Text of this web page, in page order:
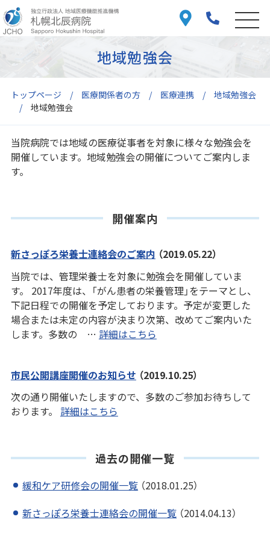
トップページ 医療関係者の方 医療連携
地域勉強会
地域勉強会
地域勉強会
当院病院では地域の医療従事者を対象に様々な勉強会を
開催しています。地域勉強会の開催についてご案内しま
す。
開催案内
新さっぽろ栄養士連絡会のご案内 （2019.05.22）
当院では、管理栄養士を対象に勉強会を開催していま
す。 2017年度は、「がん患者の栄養管理」をテーマとし、
下記日程での開催を予定しております。予定が変更した
場合または未定の内容が決まり次第、改めてご案内いた
します。多数の … 詳細はこちら
市民公開講座開催のお知らせ （2019.10.25）
次の通り開催いたしますので、多数のご参加お待ちして
おります。 詳細はこちら
過去の開催一覧
緩和ケア研修会の開催一覧 （2018.01.25）
新さっぽろ栄養士連絡会の開催一覧 （2014.04.13）